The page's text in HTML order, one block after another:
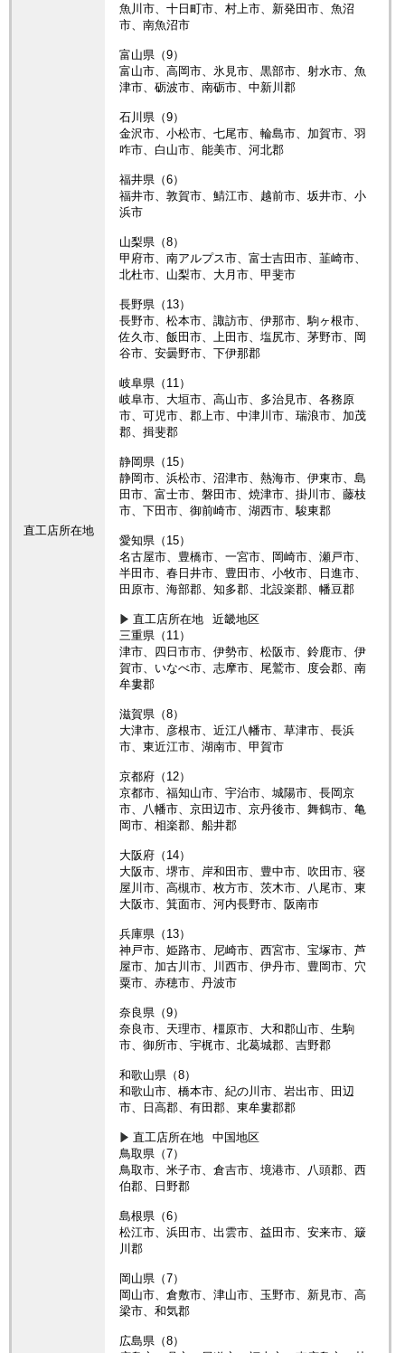
直工店所在地
魚川市、十日町市、村上市、新発田市、魚沼
市、南魚沼市
富山県（9）
富山市、高岡市、氷見市、黒部市、射水市、魚
津市、砺波市、南砺市、中新川郡
石川県（9）
金沢市、小松市、七尾市、輪島市、加賀市、羽
咋市、白山市、能美市、河北郡
福井県（6）
福井市、敦賀市、鯖江市、越前市、坂井市、小
浜市
山梨県（8）
甲府市、南アルプス市、富士吉田市、韮崎市、
北杜市、山梨市、大月市、甲斐市
長野県（13）
長野市、松本市、諏訪市、伊那市、駒ヶ根市、
佐久市、飯田市、上田市、塩尻市、茅野市、岡
谷市、安曇野市、下伊那郡
岐阜県（11）
岐阜市、大垣市、高山市、多治見市、各務原
市、可児市、郡上市、中津川市、瑞浪市、加茂
郡、揖斐郡
静岡県（15）
静岡市、浜松市、沼津市、熱海市、伊東市、島
田市、富士市、磐田市、焼津市、掛川市、藤枝
市、下田市、御前崎市、湖西市、駿東郡
愛知県（15）
名古屋市、豊橋市、一宮市、岡崎市、瀬戸市、
半田市、春日井市、豊田市、小牧市、日進市、
田原市、海部郡、知多郡、北設楽郡、幡豆郡
直工店所在地
近畿地区
三重県（11）
津市、四日市市、伊勢市、松阪市、鈴鹿市、伊
賀市、いなべ市、志摩市、尾鷲市、度会郡、南
牟婁郡
滋賀県（8）
大津市、彦根市、近江八幡市、草津市、長浜
市、東近江市、湖南市、甲賀市
京都府（12）
京都市、福知山市、宇治市、城陽市、長岡京
市、八幡市、京田辺市、京丹後市、舞鶴市、亀
岡市、相楽郡、船井郡
大阪府（14）
大阪市、堺市、岸和田市、豊中市、吹田市、寝
屋川市、高槻市、枚方市、茨木市、八尾市、東
大阪市、箕面市、河内長野市、阪南市
兵庫県（13）
神戸市、姫路市、尼崎市、西宮市、宝塚市、芦
屋市、加古川市、川西市、伊丹市、豊岡市、穴
粟市、赤穂市、丹波市
奈良県（9）
奈良市、天理市、橿原市、大和郡山市、生駒
市、御所市、宇梶市、北葛城郡、吉野郡
和歌山県（8）
和歌山市、橋本市、紀の川市、岩出市、田辺
市、日高郡、有田郡、東牟婁郡郡
直工店所在地
中国地区
鳥取県（7）
鳥取市、米子市、倉吉市、境港市、八頭郡、西
伯郡、日野郡
島根県（6）
松江市、浜田市、出雲市、益田市、安来市、簸
川郡
岡山県（7）
岡山市、倉敷市、津山市、玉野市、新見市、高
梁市、和気郡
広島県（8）